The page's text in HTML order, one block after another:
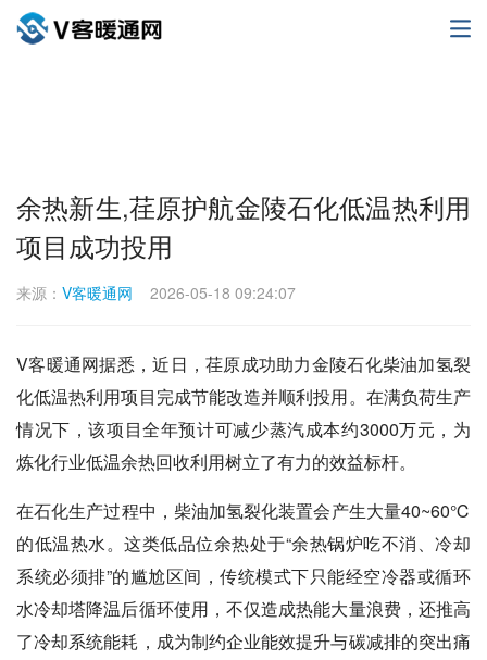
余热新生,荏原护航金陵石化低温热利用
项目成功投用
来源： V客暖通网 2026-05-18 09:24:07
V客暖通网据悉，近日，荏原成功助力金陵石化柴油加氢裂
化低温热利用项目完成节能改造并顺利投用。在满负荷生产
情况下，该项目全年预计可减少蒸汽成本约3000万元，为
炼化行业低温余热回收利用树立了有力的效益标杆。
在石化生产过程中，柴油加氢裂化装置会产生大量40~60℃
的低温热水。这类低品位余热处于“余热锅炉吃不消、冷却
系统必须排”的尴尬区间，传统模式下只能经空冷器或循环
水冷却塔降温后循环使用，不仅造成热能大量浪费，还推高
了冷却系统能耗，成为制约企业能效提升与碳减排的突出痛